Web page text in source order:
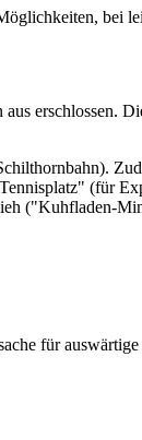
bei
erschlossen.
(für
("Kuhfladen-
für